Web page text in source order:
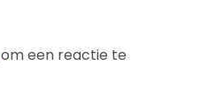
om een reactie te